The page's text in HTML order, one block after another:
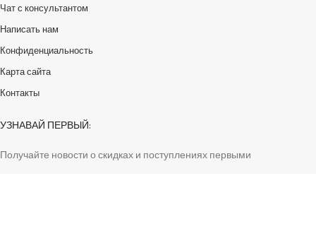
Чат с консультантом
Написать нам
Конфиденциальность
Карта сайта
Контакты
УЗНАВАЙ ПЕРВЫЙ:
Получайте новости о скидках и поступлениях первыми